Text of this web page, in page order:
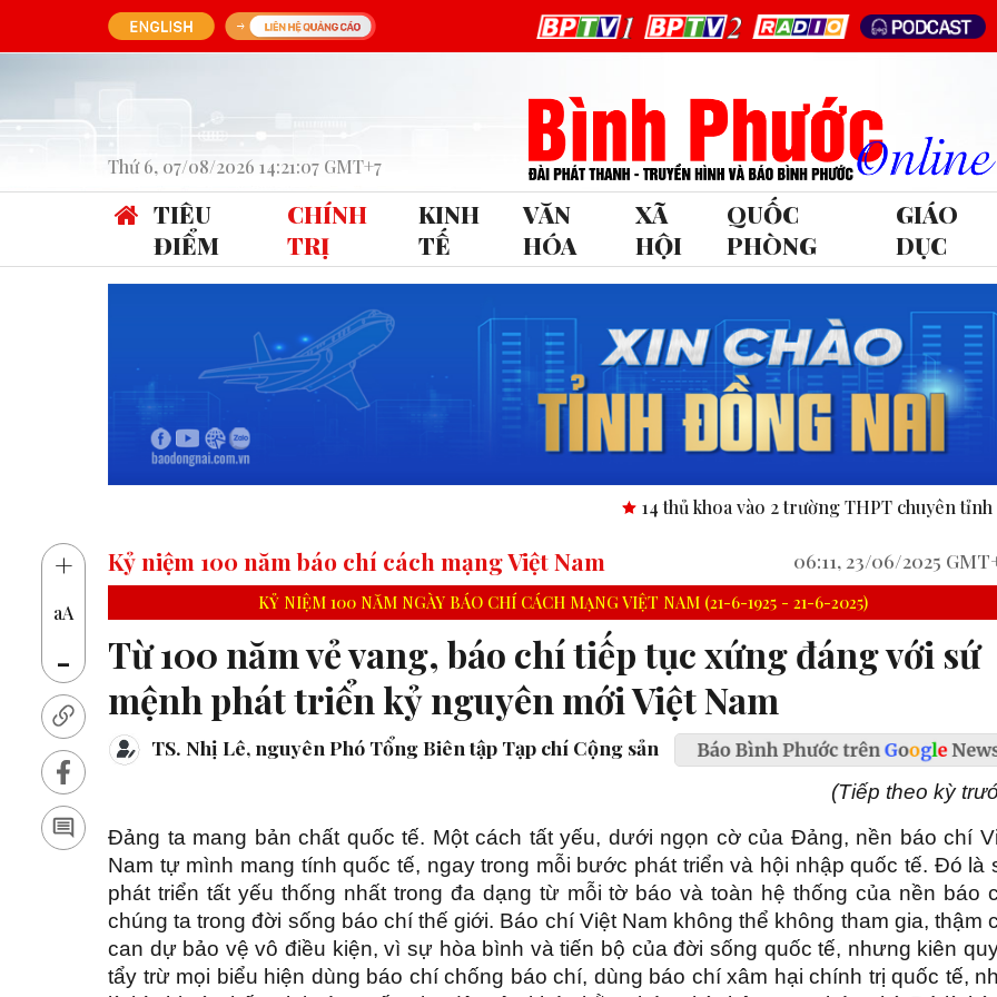
Thứ 6, 07/08/2026 14:21:07 GMT+7
TIÊU
ĐIỂM
CHÍNH
TRỊ
KINH
TẾ
VĂN
HÓA
XÃ
HỘI
QUỐC
PHÒNG
GIÁO
DỤC
14 thủ khoa vào 2 trường THPT chuyên tỉnh Bình Phước.
+
aA
-
Kỷ niệm 100 năm báo chí cách mạng Việt Nam 06:11, 23/06/2025
KỶ NIỆM 100 NĂM NGÀY BÁO CHÍ CÁCH MẠNG VIỆT NAM (21-6-1925 - 21-6-2025)
Từ 100 năm vẻ vang, báo chí tiếp tục xứng đáng với sứ
mệnh phát triển kỷ nguyên mới Việt Nam
TS. Nhị Lê, nguyên Phó Tổng Biên tập Tạp chí Cộng sản
(Tiếp theo kỳ
Đảng ta mang bản chất quốc tế. Một cách tất yếu, dưới ngọn cờ của Đảng, nền báo chí
Nam tự mình mang tính quốc tế, ngay trong mỗi bước phát triển và hội nhập quốc tế. Đó là
phát triển tất yếu thống nhất trong đa dạng từ mỗi tờ báo và toàn hệ thống của nền báo
chúng ta trong đời sống báo chí thế giới. Báo chí Việt Nam không thể không tham gia, thậm
can dự bảo vệ vô điều kiện, vì sự hòa bình và tiến bộ của đời sống quốc tế, nhưng kiên
tẩy trừ mọi biểu hiện dùng báo chí chống báo chí, dùng báo chí xâm hại chính trị quốc tế,